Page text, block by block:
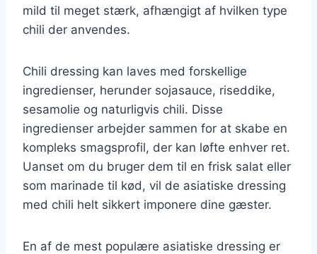
mild til meget stærk, afhængigt af hvilken type
chili der anvendes.
Chili dressing kan laves med forskellige
ingredienser, herunder sojasauce, riseddike,
sesamolie og naturligvis chili. Disse
ingredienser arbejder sammen for at skabe en
kompleks smagsprofil, der kan løfte enhver ret.
Uanset om du bruger dem til en frisk salat eller
som marinade til kød, vil de asiatiske dressing
med chili helt sikkert imponere dine gæster.
En af de mest populære asiatiske dressing er